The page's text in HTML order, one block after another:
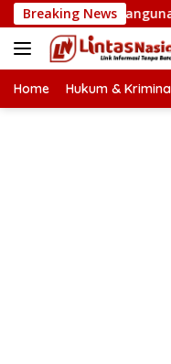
Langsung
ke
konten
Breaking News
Pembangunan Pasca
Home Hukum &